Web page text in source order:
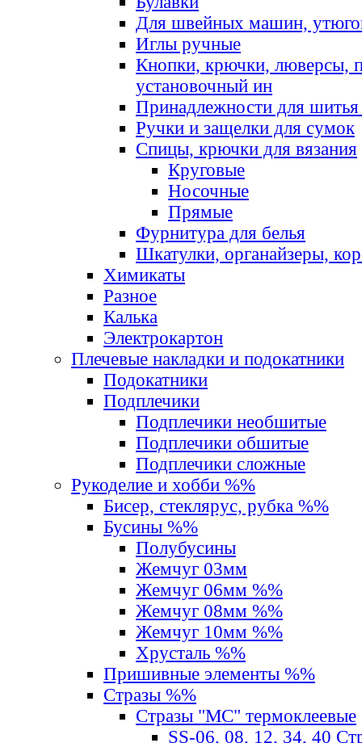
Для швейных машин,
Иглы ручные
Кнопки, крючки, люверсы,
установочный ин
Принадлежности для шитья
Ручки и защелки для сумок
Спицы, крючки для вязания
Круговые
Носочные
Прямые
Фурнитура для белья
Шкатулки, органайзеры,
Химикаты
Разное
Калька
Электрокартон
Плечевые накладки и подокатники
Подокатники
Подплечики
Подплечики необшитые
Подплечики обшитые
Подплечики сложные
Рукоделие и хобби %%
Бисер, стеклярус, рубка %%
Бусины %%
Полубусины
Жемчуг 03мм
Жемчуг 06мм %%
Жемчуг 08мм %%
Жемчуг 10мм %%
Хрусталь %%
Пришивные элементы %%
Стразы %%
Стразы "MС" термоклеевые
SS-06, 08, 12, 34, 40